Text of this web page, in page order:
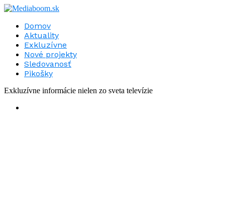
Domov
Aktuality
Exkluzívne
Nové projekty
Sledovanosť
Pikošky
Exkluzívne informácie nielen zo sveta televízie